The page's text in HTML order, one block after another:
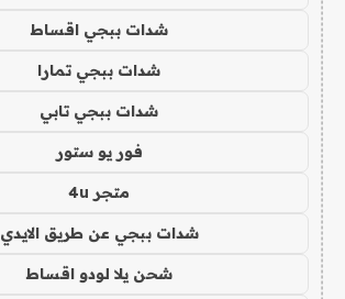
شدات ببجي اقساط
شدات ببجي تمارا
شدات ببجي تابي
فور يو ستور
متجر 4u
شدات ببجي عن طريق الايدي
شحن يلا لودو اقساط